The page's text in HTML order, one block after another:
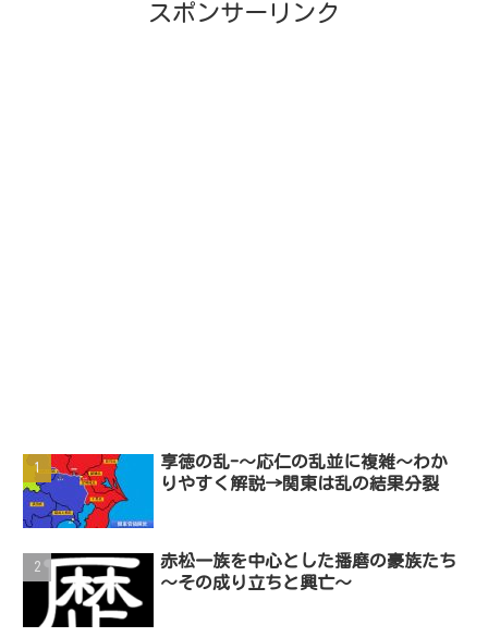
スポンサーリンク
享徳の乱-～応仁の乱並に複雑～わか
りやすく解説→関東は乱の結果分裂
赤松一族を中心とした播磨の豪族たち
〜その成り立ちと興亡〜